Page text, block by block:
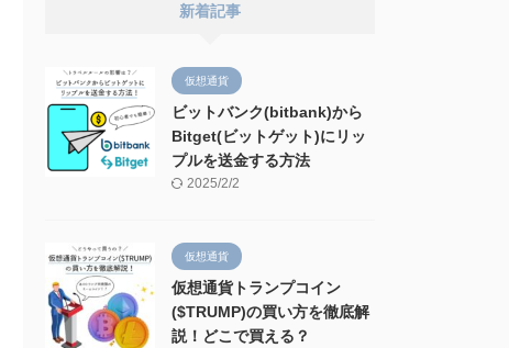
新着記事
仮想通貨
ビットバンク(bitbank)から
Bitget(ビットゲット)にリッ
プルを送金する方法
2025/2/2
仮想通貨
仮想通貨トランプコイン
($TRUMP)の買い方を徹底解
説！どこで買える？